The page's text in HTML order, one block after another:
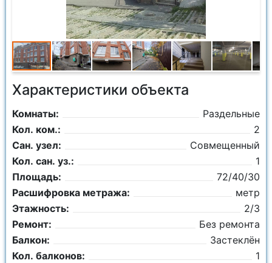
Характеристики объекта
Комнаты:
Раздельные
Кол. ком.:
2
Сан. узел:
Совмещенный
Кол. сан. уз.:
1
Площадь:
72/40/30
Расшифровка метража:
метр
Этажность:
2/3
Ремонт:
Без ремонта
Балкон:
Застеклён
Кол. балконов:
1